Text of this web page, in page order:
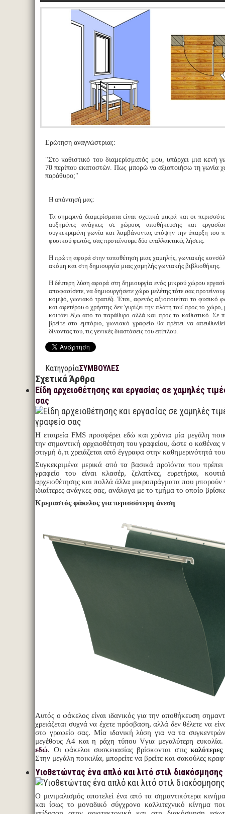
Ερώτηση αναγνώστριας:
"Στο καθιστικό του διαμερίσματός μου, υπάρχει μια κενή
70 περίπου εκατοστών. Πως μπορώ να αξιοποιήσω τη γωνία
παράθυρο;"
Η απάντησή μας:
Τα σημερινά διαμερίσματα είναι σχετικά μικρά και οι
αυξημένες ανάγκες σε χώρους αποθήκευσης και
συγκεκριμένη γωνία και λαμβάνοντας υπόψην την ύπαρξη του
φυσικού φωτός, σας προτείνουμε δύο εναλλακτικές λήσεις.
Η πρώτη αφορά στην τοποθέτηση μιας χαμηλής, γωνιακής
ακόμη και στη δημιουργία μιας χαμηλής γωνιακής βιβλιοθήκης.
Η δέυτερη λύση αφορά στη δημιουργία ενός μικρού χώρου
αποφασίσετε, να δημιουργήσετε χώρο μελέτης τότε σας
κομψό, γωνιακό τραπέζι. Έτσι, αφενός αξιοποιείται το φυσικό
και αφετέρου ο χρήστης δεν 'γυρίζει την πλάτη του' προς το
κοιτάει έξω απο το παράθυρο αλλά και προς το καθιστικό. Σε
βρείτε στο εμπόριο, γωνιακό γραφείο θα πρέπει να
δίνοντας του, τις γενικές διαστάσεις του επίπλου.
ΚατηγορίαΣΥΜΒΟΥΛΕΣ
Σχετικά Άρθρα
Είδη αρχειοθέτησης και εργασίας σε χαμηλές
σας
Η εταιρεία FMS προσφέρει εδώ και χρόνια μία μεγάλη
την σημαντική αρχειοθέτηση του γραφείου, ώστε ο καθένας
στιγμή ό,τι χρειάζεται από έγγραφα στην καθημερινότητά
Συγκεκριμένα μερικά από τα βασικά προϊόντα που πρέπει
γραφείο του είναι κλασέρ, ζελατίνες, ευρετήρια,
αρχειοθέτησης και πολλά άλλα μικροπράγματα που μπορούν
ιδιαίτερες ανάγκες σας, ανάλογα με το τμήμα το οποίο
Κρεμαστός φάκελος για περισσότερη άνεση
Αυτός ο φάκελος είναι ιδανικός για την αποθήκευση
χρειάζεται συχνά να έχετε πρόσβαση, αλλά δεν θέλετε να
στο γραφείο σας. Μία ιδανική λύση για να τα
μεγέθους Α4 και η ράχη τύπου Vγια μεγαλύτερη
εδώ. Οι φάκελοι συσκευασίας βρίσκονται στις
Στην μεγάλη ποικιλία, μπορείτε να βρείτε και σακούλες
Υιοθετώντας ένα απλό και λιτό στιλ διακόσμησης
Ο μινιμαλισμός αποτελεί ένα από τα σημαντικότερα
και ίσως το μοναδικό σύγχρονο καλλιτεχνικό κίνημα